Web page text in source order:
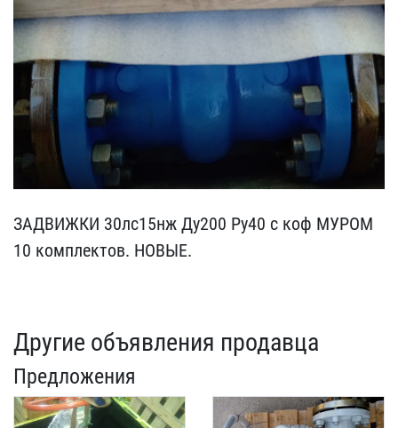
ЗАДВИЖКИ 30лс15нж Ду20​0 Ру40 с коф МУРОМ
10 ко​мплектов. НОВЫЕ.
Другие объявления продавца
Предложения